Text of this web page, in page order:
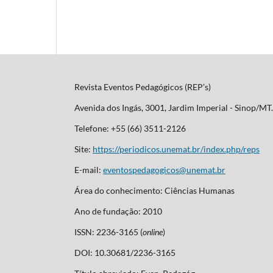
Revista Eventos Pedagógicos (REP’s)
Avenida dos Ingás, 3001, Jardim Imperial - Sinop/
Telefone: +55 (66) 3511-2126
Site: https://periodicos.unemat.br/index.php/reps
E-mail: eventospedagogicos@unemat.br
Área do conhecimento: Ciências Humanas
Ano de fundação: 2010
ISSN: 2236-3165 (online)
DOI: 10.30681/2236-3165